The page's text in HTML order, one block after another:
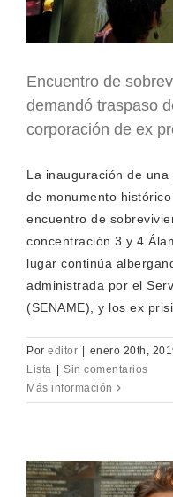
Encuentro de
demandó traspaso
corporación de ex
La inauguración de
de monumento
encuentro de
concentración 3 y 4
lugar continúa
administrada por el
(SENAME), y los ex
Por editor | enero 20th,
Lista | Sin comentarios
Más información